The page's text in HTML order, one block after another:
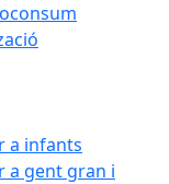
a infants
a gent gran i